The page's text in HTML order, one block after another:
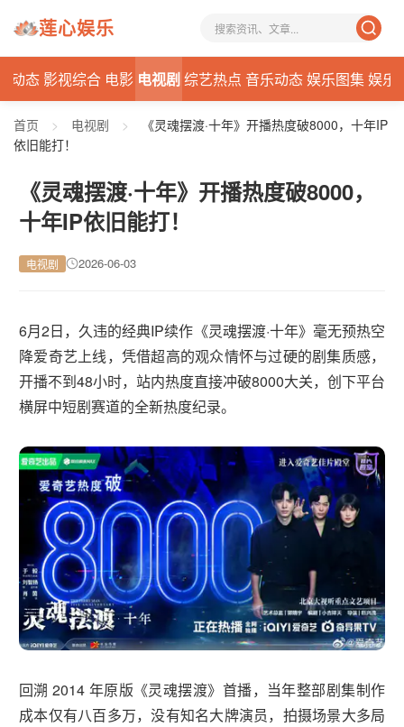
莲心娱乐
动态 影视综合 电影 电视剧综艺热点 音乐动态娱乐图集娱乐
首页 > 电视剧 >
《灵魂摆渡·十年》开播热度破8000，十年IP
依旧能打！
《灵魂摆渡·十年》开播热度破8000，
十年IP依旧能打！
电视剧 2026-06-03
6月2日，久违的经典IP续作《灵魂摆渡·十年》毫无预热空
降爱奇艺上线，凭借超高的观众情怀与过硬的剧集质感，
开播不到48小时，站内热度直接冲破8000大关，创下平台
横屏中短剧赛道的全新热度纪录。
回溯 2014 年原版《灵魂摆渡》首播，当年整部剧集制作
成本仅有八百多万，没有知名大牌演员，拍摄场景大多局